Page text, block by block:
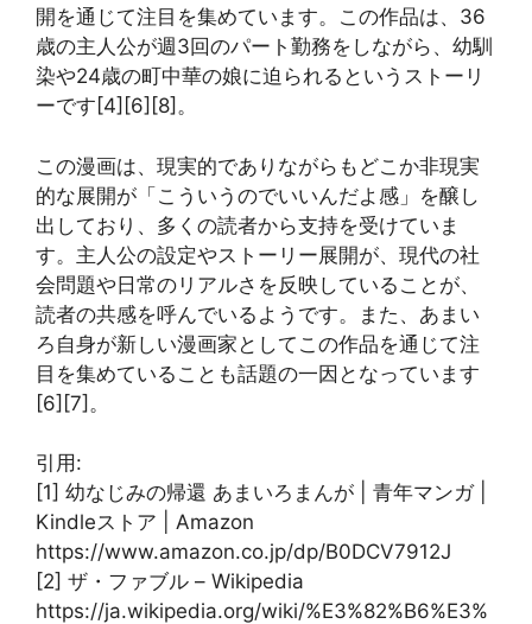
開を通じて注目を集めています。この作品は、36
歳の主人公が週3回のパート勤務をしながら、幼馴
染や24歳の町中華の娘に迫られるというストーリ
ーです[4][6][8]。
この漫画は、現実的でありながらもどこか非現実
的な展開が「こういうのでいいんだよ感」を醸し
出しており、多くの読者から支持を受けていま
す。主人公の設定やストーリー展開が、現代の社
会問題や日常のリアルさを反映していることが、
読者の共感を呼んでいるようです。また、あまい
ろ自身が新しい漫画家としてこの作品を通じて注
目を集めていることも話題の一因となっています
[6][7]。
引用:
[1] 幼なじみの帰還 あまいろまんが | 青年マンガ |
Kindleストア | Amazon
https://www.amazon.co.jp/dp/B0DCV7912J
[2] ザ・ファブル – Wikipedia
https://ja.wikipedia.org/wiki/%E3%82%B6%E3%